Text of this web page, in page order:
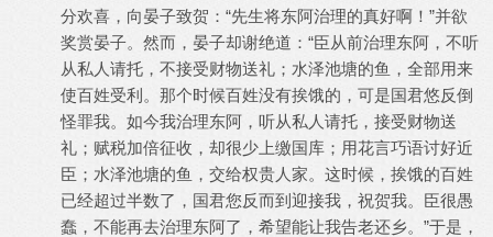
分欢喜，向晏子致贺：“先生将东阿治理的真好啊！”并欲
奖赏晏子。然而，晏子却谢绝道：“臣从前治理东阿，不听
从私人请托，不接受财物送礼；水泽池塘的鱼，全部用来
使百姓受利。那个时候百姓没有挨饿的，可是国君悠反倒
怪罪我。如今我治理东阿，听从私人请托，接受财物送
礼；赋税加倍征收，却很少上缴国库；用花言巧语讨好近
臣；水泽池塘的鱼，交给权贵人家。这时候，挨饿的百姓
已经超过半数了，国君您反而到迎接我，祝贺我。臣很愚
蠢，不能再去治理东阿了，希望能让我告老还乡。”于是，